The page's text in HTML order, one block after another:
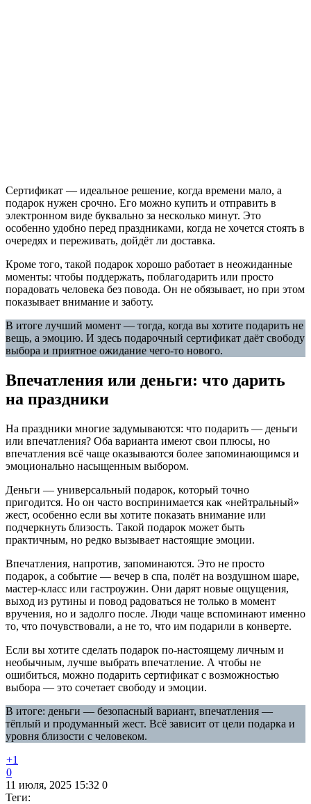
Сертификат — идеальное решение, когда времени мало, а
подарок нужен срочно. Его можно купить и отправить в
электронном виде буквально за несколько минут. Это
особенно удобно перед праздниками, когда не хочется стоять в
очередях и переживать, дойдёт ли доставка.
Кроме того, такой подарок хорошо работает в неожиданные
моменты: чтобы поддержать, поблагодарить или просто
порадовать человека без повода. Он не обязывает, но при этом
показывает внимание и заботу.
В итоге лучший момент — тогда, когда вы хотите подарить не
вещь, а эмоцию. И здесь подарочный сертификат даёт свободу
выбора и приятное ожидание чего-то нового.
Впечатления или деньги: что дарить
на праздники
На праздники многие задумываются: что подарить — деньги
или впечатления? Оба варианта имеют свои плюсы, но
впечатления всё чаще оказываются более запоминающимся и
эмоционально насыщенным выбором.
Деньги — универсальный подарок, который точно
пригодится. Но он часто воспринимается как «нейтральный»
жест, особенно если вы хотите показать внимание или
подчеркнуть близость. Такой подарок может быть
практичным, но редко вызывает настоящие эмоции.
Впечатления, напротив, запоминаются. Это не просто
подарок, а событие — вечер в спа, полёт на воздушном шаре,
мастер-класс или гастроужин. Они дарят новые ощущения,
выход из рутины и повод радоваться не только в момент
вручения, но и задолго после. Люди чаще вспоминают именно
то, что почувствовали, а не то, что им подарили в конверте.
Если вы хотите сделать подарок по-настоящему личным и
необычным, лучше выбрать впечатление. А чтобы не
ошибиться, можно подарить сертификат с возможностью
выбора — это сочетает свободу и эмоции.
В итоге: деньги — безопасный вариант, впечатления —
тёплый и продуманный жест. Всё зависит от цели подарка и
уровня близости с человеком.
+1
0
11 июля, 2025 15:32 0
Теги: